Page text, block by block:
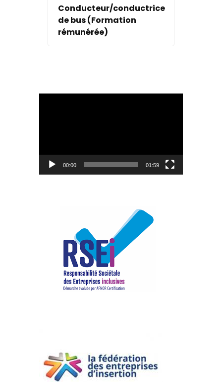
Conducteur/conductrice
de bus (Formation
rémunérée)
00:00 01:59